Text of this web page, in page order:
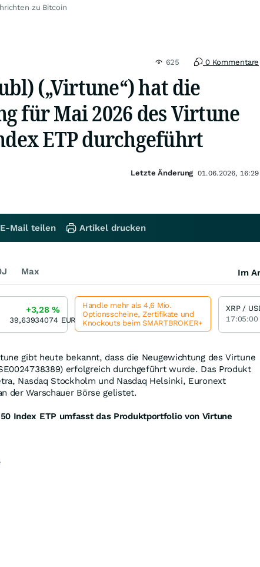
zu Bitcoin
625 0 Kommentare
(„Virtune“) hat die
für Mai 2026 des Virtune
ETP durchgeführt
gibt heute bekannt, dass die Neugewichtung des Virtune
erfolgreich durchgeführt wurde. Das Produkt
Nasdaq Stockholm und Nasdaq Helsinki, Euronext
der Warschauer Börse gelistet.
Index ETP umfasst das Produktportfolio von Virtune
Letzte Änderung 01.06.2026, 16:29
Mail teilen Artikel drucken
Max Im
+3,28%
39,63934074 EUR
Handle mehr als 4,6 Mio.
Optionsscheine, Zertifikate und
Knockouts beim SMARTBROKER+
XRP /
17:05:00